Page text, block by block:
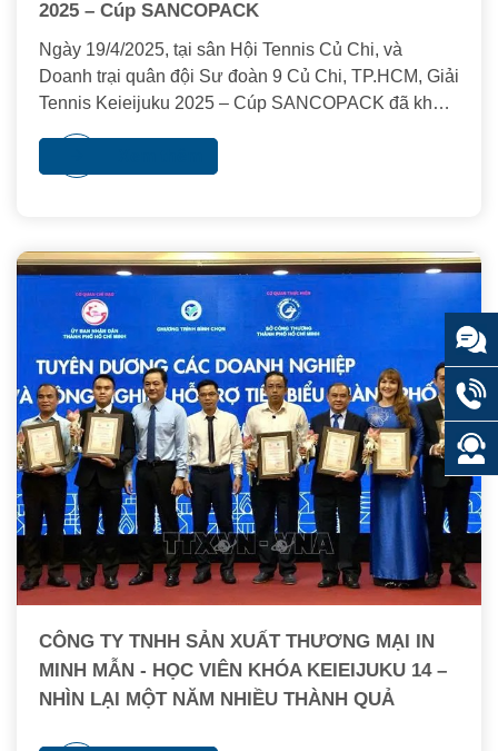
2025 – Cúp SANCOPACK
Ngày 19/4/2025, tại sân Hội Tennis Củ Chi, và
Doanh trại quân đội Sư đoàn 9 Củ Chi, TP.HCM, Giải
Tennis Keieijuku 2025 – Cúp SANCOPACK đã khép
lại với nhiều khoảnh khắc ấn tượng, kết nối cộng
Nhật trong một sự kiện thể thao mang đậm giá trị
CÔNG TY TNHH SẢN XUẤT THƯƠNG MẠI IN
MINH MẪN - HỌC VIÊN KHÓA KEIEIJUKU 14 –
NHÌN LẠI MỘT NĂM NHIỀU THÀNH QUẢ